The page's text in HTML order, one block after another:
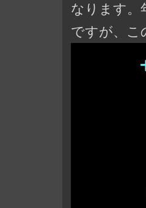
なります。
ですが、こ